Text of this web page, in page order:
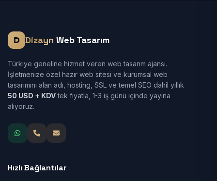
Dizayn Web Tasarım
Türkiye geneline hizmet veren web tasarım ajansı.
İşletmenize özel hazır web sitesi ve kurumsal web
tasarımını alan adı, hosting, SSL ve temel SEO dahil yıllık
50 USD + KDVtek fiyatla, 1-3 iş günü içinde yayına
alıyoruz.
Hızlı Bağlantılar